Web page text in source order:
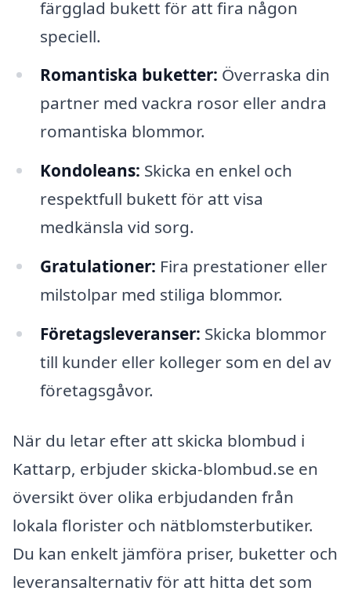
färgglad bukett för att fira någon
speciell.
Romantiska buketter: Överraska din
partner med vackra rosor eller andra
romantiska blommor.
Kondoleans: Skicka en enkel och
respektfull bukett för att visa
medkänsla vid sorg.
Gratulationer: Fira prestationer eller
milstolpar med stiliga blommor.
Företagsleveranser: Skicka blommor
till kunder eller kolleger som en del av
företagsgåvor.
När du letar efter att skicka blombud i
Kattarp, erbjuder skicka-blombud.se en
översikt över olika erbjudanden från
lokala florister och nätblomsterbutiker.
Du kan enkelt jämföra priser, buketter och
leveransalternativ för att hitta det som